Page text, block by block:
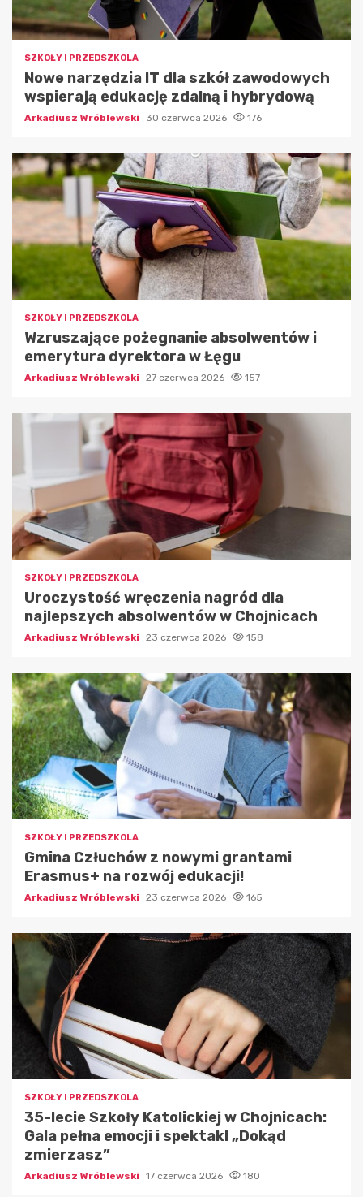
SZKOŁY I PRZEDSZKOLA
Nowe narzędzia IT dla szkół zawodowych
wspierają edukację zdalną i hybrydową
Arkadiusz Wróblewski 30 czerwca 2026 176
SZKOŁY I PRZEDSZKOLA
Wzruszające pożegnanie absolwentów i
emerytura dyrektora w Łęgu
Arkadiusz Wróblewski 27 czerwca 2026 157
SZKOŁY I PRZEDSZKOLA
Uroczystość wręczenia nagród dla
najlepszych absolwentów w Chojnicach
Arkadiusz Wróblewski 23 czerwca 2026 158
SZKOŁY I PRZEDSZKOLA
Gmina Człuchów z nowymi grantami
Erasmus+ na rozwój edukacji!
Arkadiusz Wróblewski 23 czerwca 2026 165
SZKOŁY I PRZEDSZKOLA
35-lecie Szkoły Katolickiej w Chojnicach:
Gala pełna emocji i spektakl „Dokąd
zmierzasz”
Arkadiusz Wróblewski 17 czerwca 2026 180